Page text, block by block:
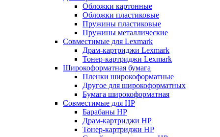
Обложки картонные
Обложки пластиковые
Пружины пластиковые
Пружины металлические
Совместимые для Lexmark
Драм-картриджи Lexmark
Тонер-картриджи Lexmark
Широкоформатная бумага
Пленки широкоформатные
Другое для широкоформатных
Бумага широкоформатная
Совместимые для HP
Барабаны HP
Драм-картриджи HP
Тонер-картриджи HP